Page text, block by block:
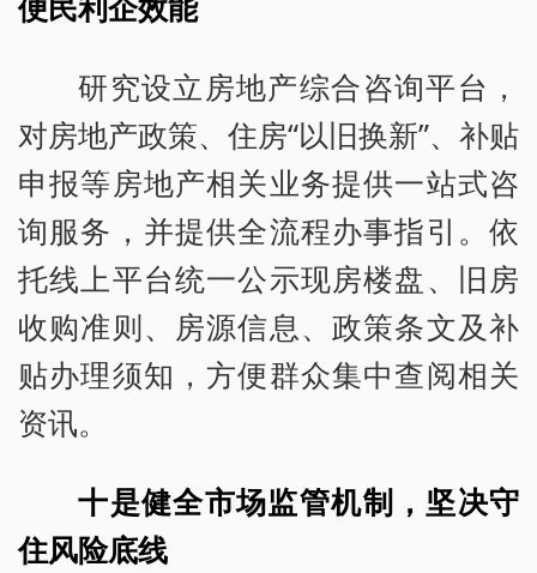
研究设立房地产综合咨询平台，
对房地产政策、住房“以旧换新”、补贴
申报等房地产相关业务提供一站式咨
询服务，并提供全流程办事指引。依
托线上平台统一公示现房楼盘、旧房
收购准则、房源信息、政策条文及补
贴办理须知，方便群众集中查阅相关
资讯。
十是健全市场监管机制，坚决守
住风险底线